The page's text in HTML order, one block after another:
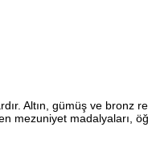
Altın, gümüş ve bronz
madalyaları,